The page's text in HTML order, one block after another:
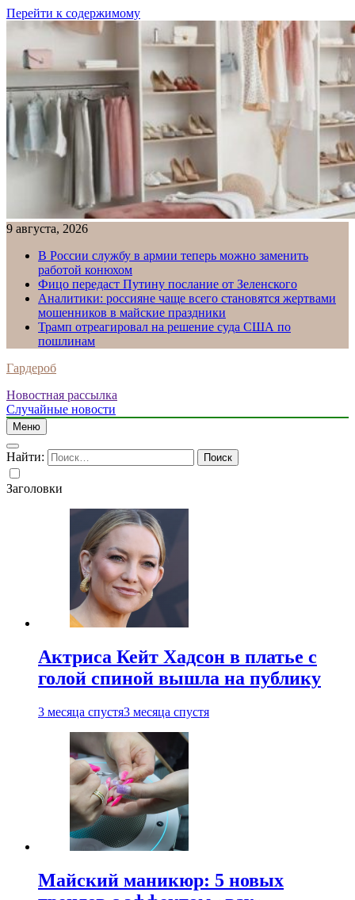
Перейти к содержимому
9 августа, 2026
В России службу в армии теперь можно заменить
работой конюхом
Фицо передаст Путину послание от Зеленского
Аналитики: россияне чаще всего становятся жертвами
мошенников в майские праздники
Трамп отреагировал на решение суда США по
пошлинам
Гардероб
Новостная рассылка
Случайные новости
Меню
Найти:
Заголовки
Актриса Кейт Хадсон в платье с
голой спиной вышла на публику
3 месяца спустя3 месяца спустя
Майский маникюр: 5 новых